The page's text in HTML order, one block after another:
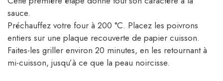
sauce.
Préchauffez votre four à 200 °C. Placez les poivrons
entiers sur une plaque recouverte de papier cuisson.
Faites-les griller environ 20 minutes, en les retournant à
mi-cuisson, jusqu’à ce que la peau noircisse.